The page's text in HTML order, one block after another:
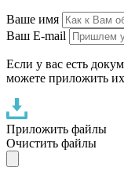
Ваше имя
Ваш E-mail
Если у вас есть
можете приложить
Приложить файлы
Очистить файлы